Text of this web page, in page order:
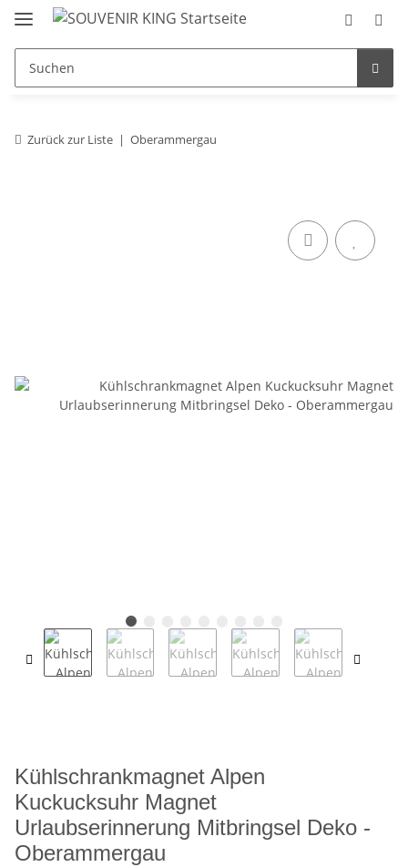
Zurück zur Liste Oberammergau
Kühlschrankmagnet Alpen
Kuckucksuhr Magnet
Urlaubserinnerung Mitbringsel Deko -
Oberammergau